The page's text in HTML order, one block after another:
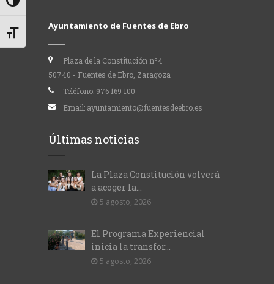
Alternar alto contraste
Alternar tamaño de letra
Ayuntamiento de Fuentes de Ebro
Plaza de la Constitución nº4
50740 - Fuentes de Ebro, Zaragoza
Teléfono: 976 169 100
Email: ayuntamiento@fuentesdeebro.es
Últimas noticias
La Plaza Constitución volverá
a acoger la...
5 agosto, 2026
El Programa Experiencial
inicia la transfor...
5 agosto, 2026